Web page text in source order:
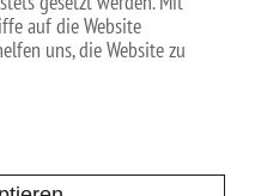
auf die Website
uns, die Website zu